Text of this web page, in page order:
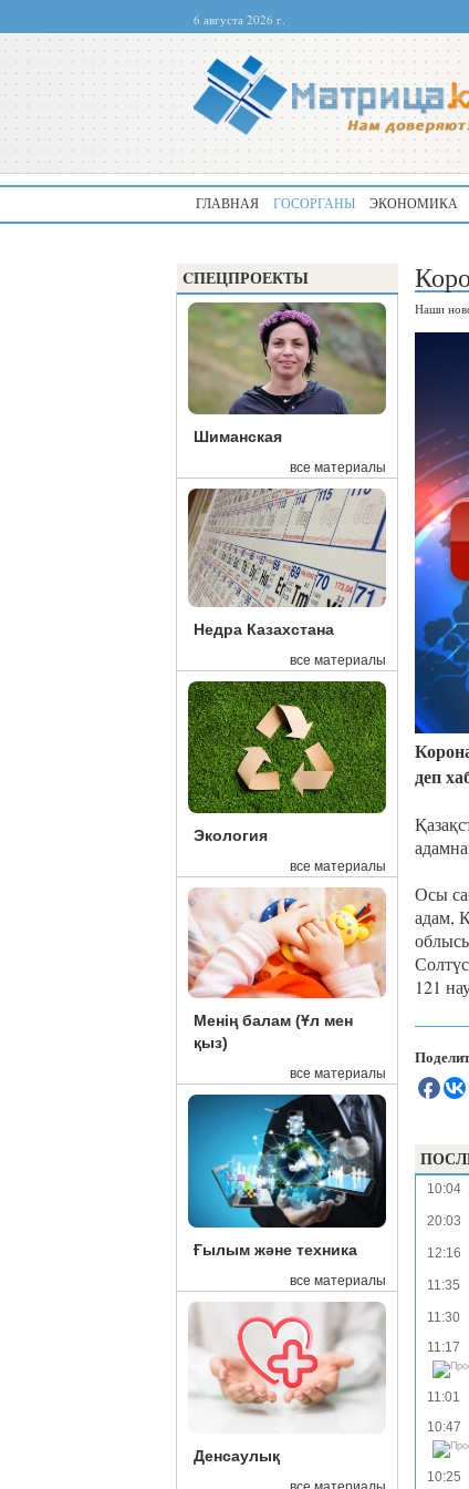
6 августа 2026 г.
ГЛАВНАЯ ГОСОРГАНЫ ЭКОНОМИКА
CПЕЦПРОЕКТЫ
Шиманская
все материалы
Недра Казахстана
все материалы
Экология
все материалы
Менің балам (Ұл мен
қыз)
все материалы
Ғылым және техника
все материалы
Денсаулық
Наши
деп
Осы
адам,
121
10:04
20:03
12:16
11:35
11:30
11:17
11:01
10:47
10:25